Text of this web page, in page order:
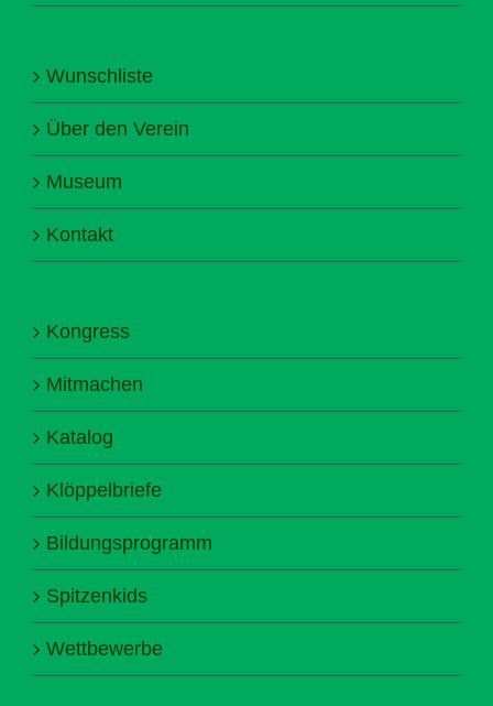
Wunschliste
Über den Verein
Museum
Kontakt
Kongress
Mitmachen
Katalog
Klöppelbriefe
Bildungsprogramm
Spitzenkids
Wettbewerbe